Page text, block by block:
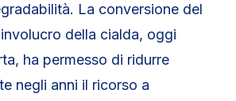
La conversione del
della cialda, oggi
ha permesso di ridurre
negli anni il ricorso a